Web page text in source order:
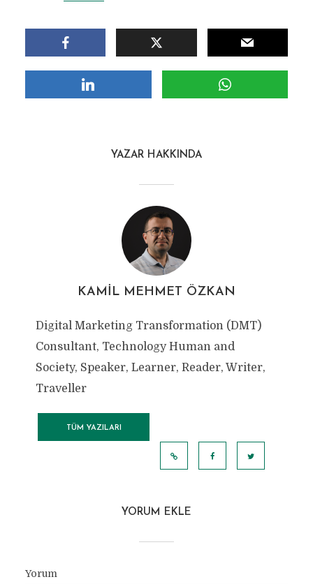
YAZAR HAKKINDA
KAMIL MEHMET ÖZKAN
Digital Marketing Transformation (DMT)
Consultant, Technology Human and
Society, Speaker, Learner, Reader, Writer,
Traveller
TÜM YAZILARI
YORUM EKLE
Yorum